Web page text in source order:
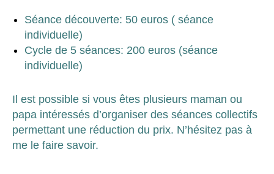
Séance découverte: 50 euros ( séance
individuelle)
Cycle de 5 séances: 200 euros (séance
individuelle)
Il est possible si vous êtes plusieurs maman ou
papa intéressés d’organiser des séances collectifs
permettant une réduction du prix. N’hésitez pas à
me le faire savoir.